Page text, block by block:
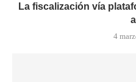
La fiscalización vía
4